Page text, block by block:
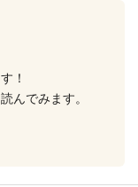
！
んでみます。